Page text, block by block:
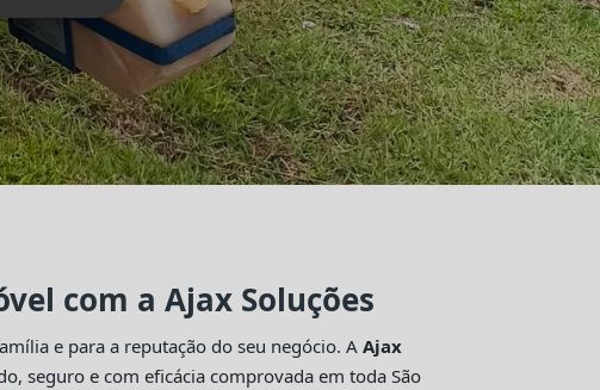
com a Ajax Soluções
e para a reputação do seu negócio. AAjax
seguro e com eficácia comprovada em toda São